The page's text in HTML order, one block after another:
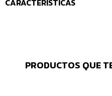
CARACTERÍSTICAS
PRODUCTOS QUE